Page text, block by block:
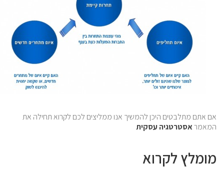
אם אתם מתלבטים היכן להמשיך אנו ממליצים לכם לקרוא תחילה את
המאמראסטרטגיה עסקית
מומלץ לקרוא